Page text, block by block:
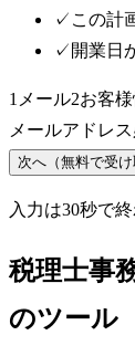
✓ この計
✓ 開業日
1 メール2お客
メールアドレス
次へ（無料で受け
入力は30秒で
税理士事
のツール